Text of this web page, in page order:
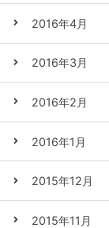
2016年4月
2016年3月
2016年2月
2016年1月
2015年12月
2015年11月